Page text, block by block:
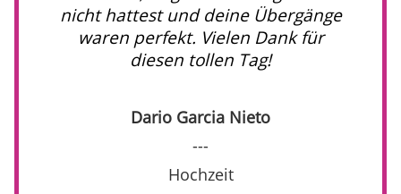
nicht hattest und deine Übergänge
waren perfekt. Vielen Dank für
diesen tollen Tag!
Dario Garcia Nieto
---
Hochzeit